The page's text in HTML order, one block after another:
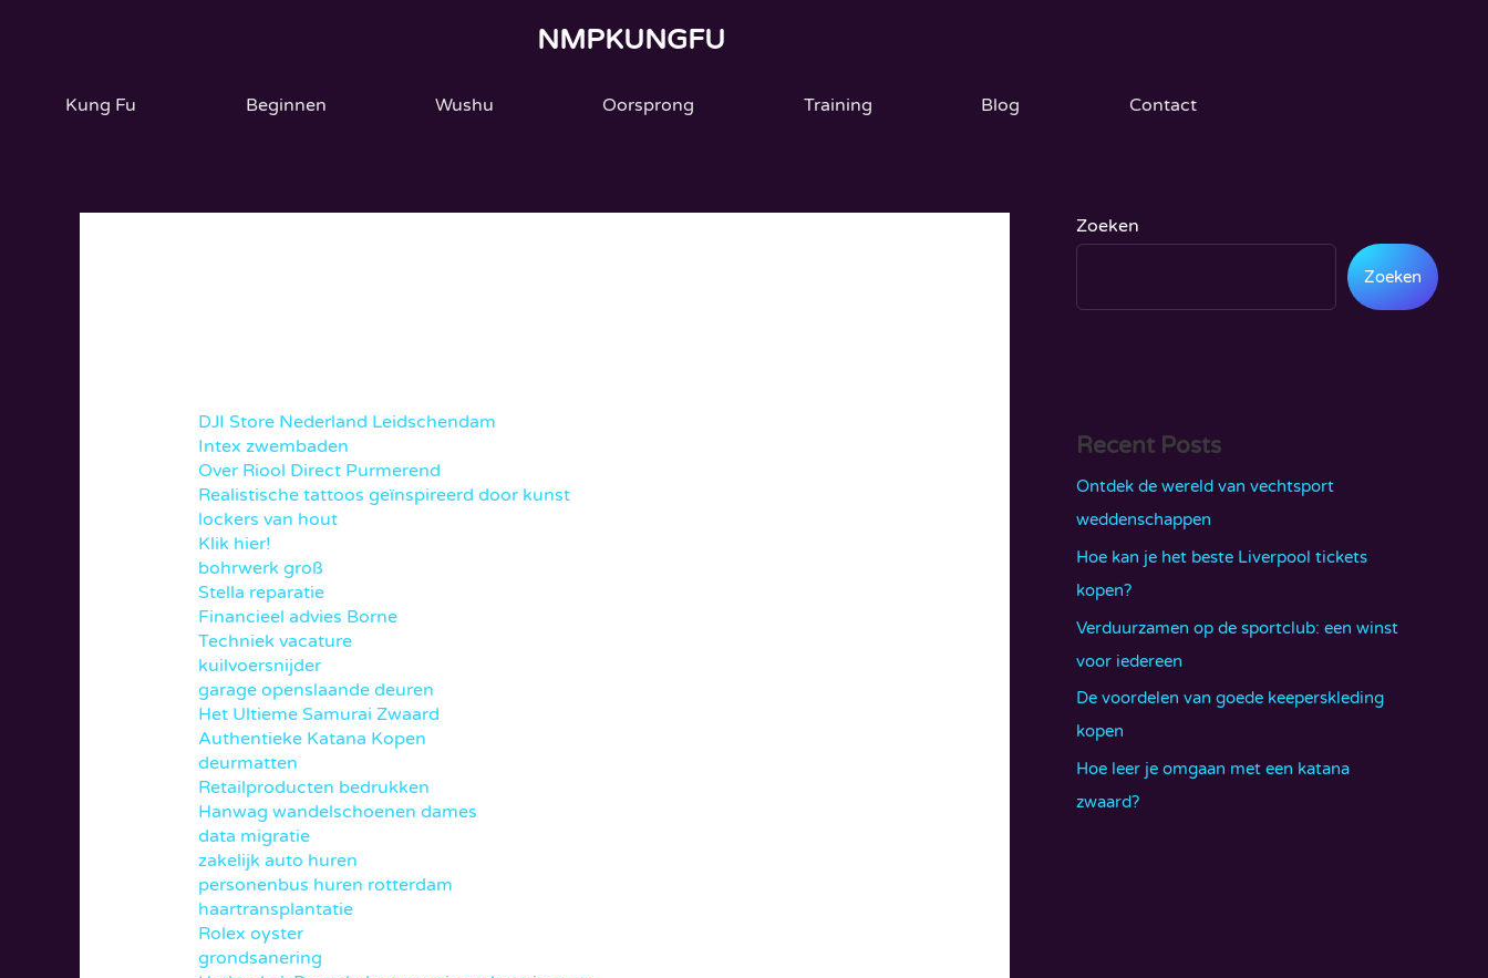
NMPKUNGFU
Kung Fu Beginnen Wushu Oorsprong Training Blog Contact
DJI Store Nederland Leidschendam
Intex zwembaden
Over Riool Direct Purmerend
Realistische tattoos geïnspireerd door kunst
lockers van hout
Klik hier!
bohrwerk groß
Stella reparatie
Financieel advies Borne
Techniek vacature
kuilvoersnijder
garage openslaande deuren
Het Ultieme Samurai Zwaard
Authentieke Katana Kopen
deurmatten
Retailproducten bedrukken
Hanwag wandelschoenen dames
data migratie
zakelijk auto huren
personenbus huren rotterdam
haartransplantatie
Rolex oyster
grondsanering
Zoeken
Zoeken
Recent Posts
Ontdek de wereld van vechtsport
weddenschappen
Hoe kan je het beste Liverpool tickets
kopen?
Verduurzamen op de sportclub: een winst
voor iedereen
De voordelen van goede keeperskleding
kopen
Hoe leer je omgaan met een katana
zwaard?